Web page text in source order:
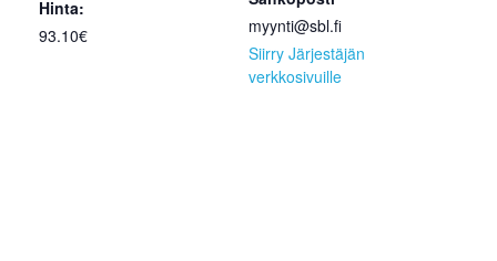
Hinta:
93.10€
myynti@sbl.fi
Siirry Järjestäjän
verkkosivuille